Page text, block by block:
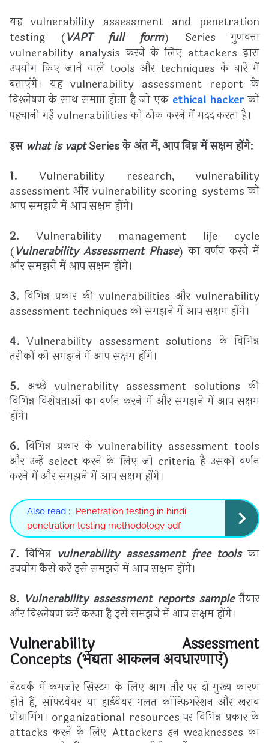
यहvulnerability assessment and penetration
testing (VAPT full form) Series गुणवत्ता
vulnerability analysis करने के लिए attackers द्वारा
उपयोग किए जाने वाले tools और techniques के बारे में
बताएंगे। यह vulnerability assessment report के
विश्लेषण के साथ समाप्त होता है जो एक ethical hackerको
पहचानी गई vulnerabilities को ठीक करने में मदद करता है।
इसwhat is vaptSeries के अंत में, आप निम्न में सक्षम होंगे:
1. Vulnerability research, vulnerability
assessment और vulnerability scoring systems को
आप समझने में आप सक्षम होंगे।
2. Vulnerability management life cycle
(Vulnerability Assessment Phase) का वर्णन करने में
और समझने में आप सक्षम होंगे।
3. विभिन्न प्रकार की vulnerabilities और vulnerability
assessment techniques को समझने में आप सक्षम होंगे।
4. Vulnerability assessment solutions के विभिन्न
तरीकों को समझने में आप सक्षम होंगे।
5. अच्छे vulnerability assessment solutions की
विभिन्न विशेषताओं का वर्णन करने में और समझने में आप सक्षम
होंगे।
6. विभिन्न प्रकार के vulnerability assessment tools
और उन्हें select करने के लिए जो criteria है उसको वर्णन
करने में और समझने में आप सक्षम होंगे।
Also read :
Penetration testing in hindi:
penetration testing methodology pdf
7. विभिन्न vulnerability assessment free toolsका
उपयोग कैसे करें इसे समझने में आप सक्षम होंगे।
8. Vulnerability assessment reports sampleतैयार
और विश्लेषण करें करना है इसे समझने में आप सक्षम होंगे।
Vulnerability Assessment
Concepts (भेद्यता आकलन अवधारणाएं)
नेटवर्क में कमजोर सिस्टम के लिए आम तौर पर दो मुख्य कारण
होते हैं, सॉफ्टवेयर या हार्डवेयर गलत कॉन्फ़िगरेशन और खराब
प्रोग्रामिंग। organizational resources पर विभिन्न प्रकार के
attacks करने के लिए Attackers इन weaknesses का